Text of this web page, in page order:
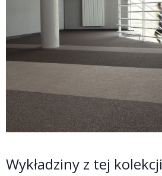
Wykładziny z tej kolekcji